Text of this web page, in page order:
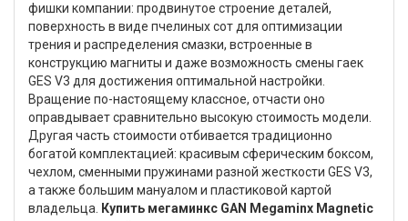
фишки компании: продвинутое строение деталей,
поверхность в виде пчелиных сот для оптимизации
трения и распределения смазки, встроенные в
конструкцию магниты и даже возможность смены гаек
GES V3 для достижения оптимальной настройки.
Вращение по-настоящему классное, отчасти оно
оправдывает сравнительно высокую стоимость модели.
Другая часть стоимости отбивается традиционно
богатой комплектацией: красивым сферическим боксом,
чехлом, сменными пружинами разной жесткости GES V3,
а также большим мануалом и пластиковой картой
владельца.
Купить мегаминкс GAN Megaminx Magnetic